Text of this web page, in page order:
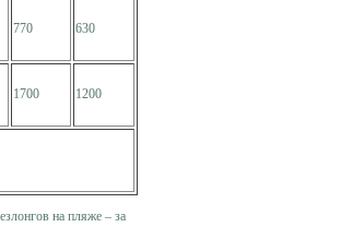
770 630
1700 1200
на пляже – за